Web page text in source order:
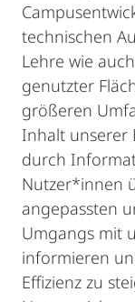
technischen
Lehre wie
genutzter
größeren
Inhalt unserer
durch
Nutzer*innen
angepassten
Umgangs mit
informieren
Effizienz zu